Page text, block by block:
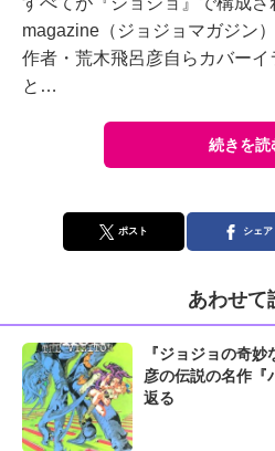
magazine（ジョジョマガジン
作者・荒木飛呂彦自らカバーイ
と…
続きを読
ポスト シェア
あわせて
『ジョジョの奇
彦の伝説の名作『
返る